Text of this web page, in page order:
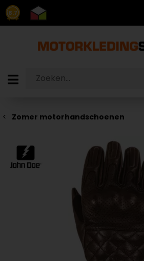
8.7
Zomer motorhandschoenen